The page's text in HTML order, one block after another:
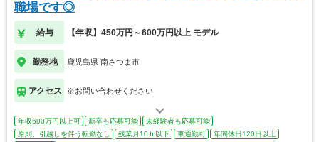
職場です◎
給与 【年収】450万円～600万円以上 モデル
勤務地 鹿児島県 南さつま市
アクセス ※お問い合わせください
年収600万円以上可 新卒も応募可能
未経験者も応募可能
原則、引越しを伴う転勤なし
残業月10ｈ以下 車通勤可
年間休日120日以上